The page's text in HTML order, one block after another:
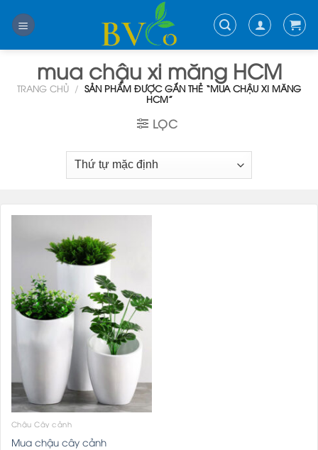
mua chậu xi măng HCM
TRANG CHỦ / SẢN PHẨM ĐƯỢC GẮN THẺ “MUA CHẬU XI MĂNG
HCM”
LỌC
Chậu Cây cảnh
Mua chậu cây cảnh